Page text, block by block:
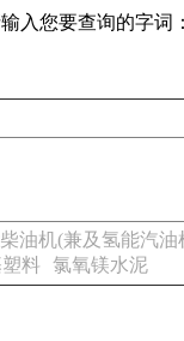
入您要查询的字词：
油机(兼及氢能汽油
料 氯氧镁水泥